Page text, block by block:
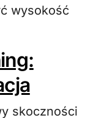
wysokość
skoczności